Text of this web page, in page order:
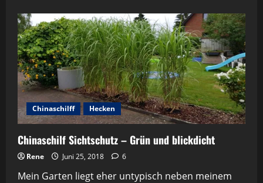
Häcksel
selber
herstellen
–
Gratis
Mulchmaterial
Chinaschilff Hecken
Chinaschilf Sichtschutz – Grün und blickdicht
Rene Juni 25, 2018 6
Mein Garten liegt eher untypisch neben meinem